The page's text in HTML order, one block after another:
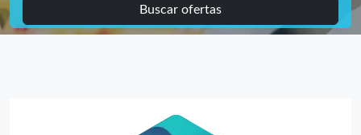
Buscar ofertas